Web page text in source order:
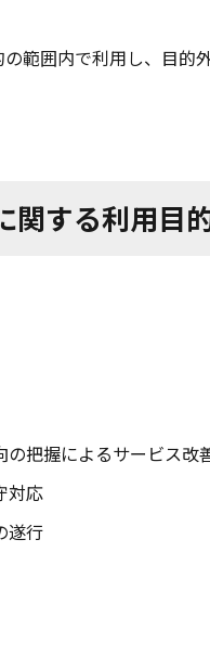
範囲内で利用し、目的
関する利用目
把握によるサービス改
対応
遂行